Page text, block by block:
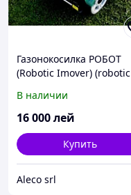
Газонокосилка РОБОТ
(Robotic Imover) (robotic
В наличии
16 000лей
Купить
Aleco srl